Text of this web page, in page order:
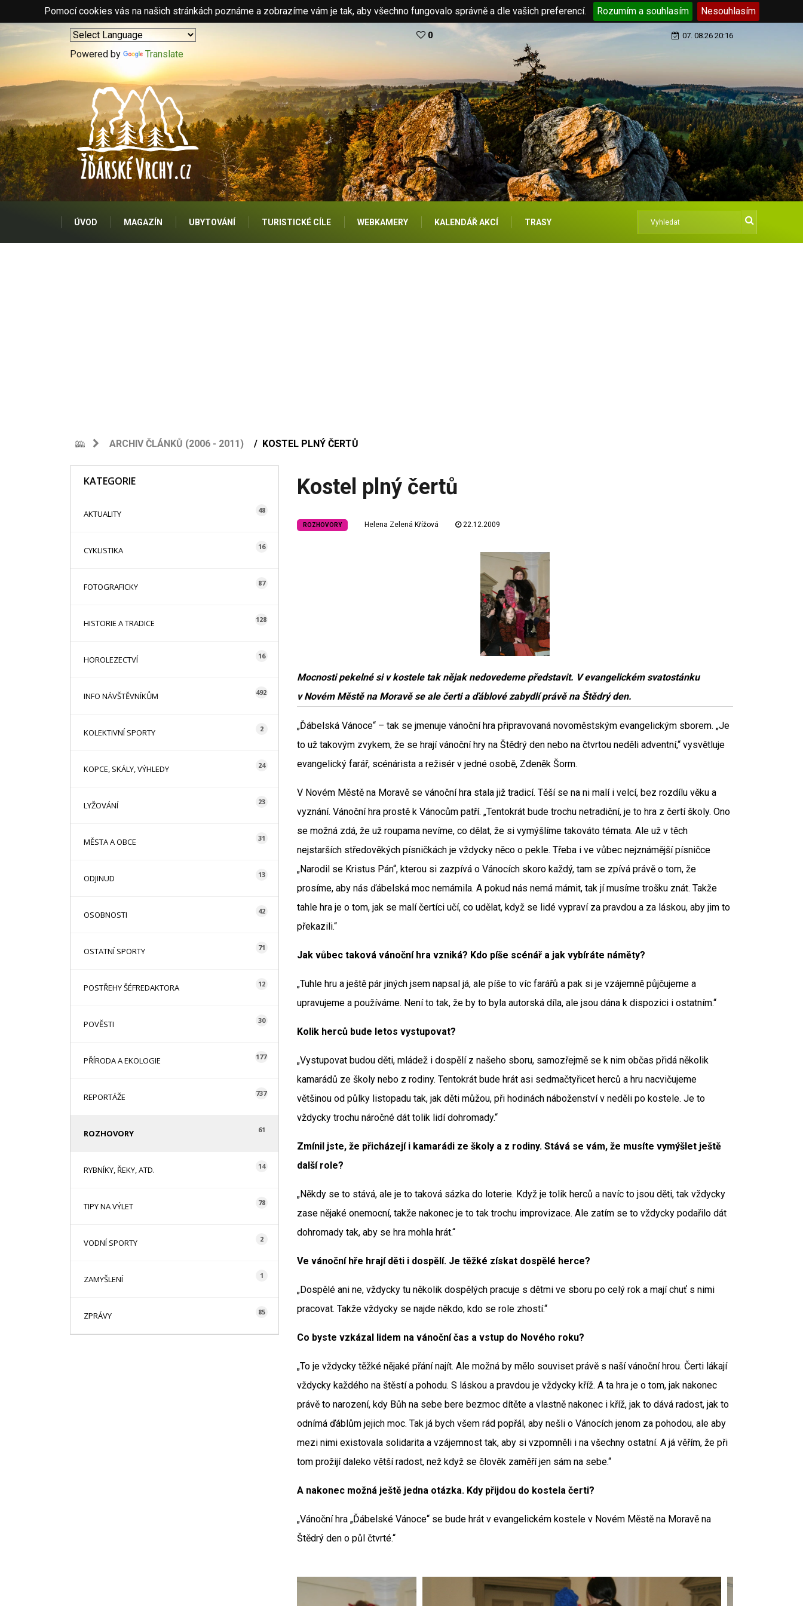
Pomocí cookies vás na našich stránkách poznáme a zobrazíme vám je tak, aby všechno fungovalo správně a dle vašich preferencí. Rozumím a souhlasím Nesouhlasím
Powered by Translate
0 07. 08.26 20:16
ÚVOD MAGAZÍN UBYTOVÁNÍ TURISTICKÉ CÍLE WEBKAMERY KALENDÁŘ AKCÍ TRASY
ARCHIV ČLÁNKŮ (2006 - 2011) KOSTEL PLNÝ ČERTŮ
KATEGORIE
AKTUALITY 48
CYKLISTIKA 16
FOTOGRAFICKY 87
HISTORIE A TRADICE 128
HOROLEZECTVÍ 16
INFO NÁVŠTĚVNÍKŮM 492
KOLEKTIVNÍ SPORTY 2
KOPCE, SKÁLY, VÝHLEDY 24
LYŽOVÁNÍ 23
MĚSTA A OBCE 31
ODJINUD 13
OSOBNOSTI 42
OSTATNÍ SPORTY 71
POSTŘEHY ŠÉFREDAKTORA 12
POVĚSTI 30
PŘÍRODA A EKOLOGIE 177
REPORTÁŽE 737
ROZHOVORY 61
RYBNÍKY, ŘEKY, ATD. 14
TIPY NA VÝLET 78
VODNÍ SPORTY 2
ZAMYŠLENÍ 1
ZPRÁVY 85
Kostel plný čertů
ROZHOVORY Helena Zelená Křížová 22.12.2009
Mocnosti pekelné si v kostele tak nějak nedovedeme představit. V evangelickém svatostánku
v Novém Městě na Moravě se ale čerti a ďáblové zabydlí právě na Štědrý den.
„Ďábelská Vánoce“ – tak se jmenuje vánoční hra připravovaná novoměstským evangelickým sborem. „Je
to už takovým zvykem, že se hrají vánoční hry na Štědrý den nebo na čtvrtou neděli adventní,“ vysvětluje
evangelický farář, scénárista a režisér v jedné osobě, Zdeněk Šorm.
V Novém Městě na Moravě se vánoční hra stala již tradicí. Těší se na ni malí i velcí, bez rozdílu věku a
vyznání. Vánoční hra prostě k Vánocům patří. „Tentokrát bude trochu netradiční, je to hra z čertí školy. Ono
se možná zdá, že už roupama nevíme, co dělat, že si vymýšlíme takováto témata. Ale už v těch
nejstarších středověkých písničkách je vždycky něco o pekle. Třeba i ve vůbec nejznámější písničce
„Narodil se Kristus Pán“, kterou si zazpívá o Vánocích skoro každý, tam se zpívá právě o tom, že
prosíme, aby nás ďábelská moc nemámila. A pokud nás nemá mámit, tak jí musíme trošku znát. Takže
tahle hra je o tom, jak se malí čertíci učí, co udělat, když se lidé vypraví za pravdou a za láskou, aby jim to
překazili.“
Jak vůbec taková vánoční hra vzniká? Kdo píše scénář a jak vybíráte náměty?
„Tuhle hru a ještě pár jiných jsem napsal já, ale píše to víc farářů a pak si je vzájemně půjčujeme a
upravujeme a používáme. Není to tak, že by to byla autorská díla, ale jsou dána k dispozici i ostatním.“
Kolik herců bude letos vystupovat?
„Vystupovat budou děti, mládež i dospělí z našeho sboru, samozřejmě se k nim občas přidá několik
kamarádů ze školy nebo z rodiny. Tentokrát bude hrát asi sedmačtyřicet herců a hru nacvičujeme
většinou od půlky listopadu tak, jak děti můžou, při hodinách náboženství v neděli po kostele. Je to
vždycky trochu náročné dát tolik lidí dohromady.“
Zmínil jste, že přicházejí i kamarádi ze školy a z rodiny. Stává se vám, že musíte vymýšlet ještě
další role?
„Někdy se to stává, ale je to taková sázka do loterie. Když je tolik herců a navíc to jsou děti, tak vždycky
zase nějaké onemocní, takže nakonec je to tak trochu improvizace. Ale zatím se to vždycky podařilo dát
dohromady tak, aby se hra mohla hrát.“
Ve vánoční hře hrají děti i dospělí. Je těžké získat dospělé herce?
„Dospělé ani ne, vždycky tu několik dospělých pracuje s dětmi ve sboru po celý rok a mají chuť s nimi
pracovat. Takže vždycky se najde někdo, kdo se role zhostí.“
Co byste vzkázal lidem na vánoční čas a vstup do Nového roku?
„To je vždycky těžké nějaké přání najít. Ale možná by mělo souviset právě s naší vánoční hrou. Čerti lákají
vždycky každého na štěstí a pohodu. S láskou a pravdou je vždycky kříž. A ta hra je o tom, jak nakonec
právě to narození, kdy Bůh na sebe bere bezmoc dítěte a vlastně nakonec i kříž, jak to dává radost, jak to
odnímá ďáblům jejich moc. Tak já bych všem rád popřál, aby nešli o Vánocích jenom za pohodou, ale aby
mezi nimi existovala solidarita a vzájemnost tak, aby si vzpomněli i na všechny ostatní. A já věřím, že při
tom prožijí daleko větší radost, než když se člověk zaměří jen sám na sebe.“
A nakonec možná ještě jedna otázka. Kdy přijdou do kostela čerti?
„Vánoční hra „Ďábelské Vánoce“ se bude hrát v evangelickém kostele v Novém Městě na Moravě na
Štědrý den o půl čtvrté.“